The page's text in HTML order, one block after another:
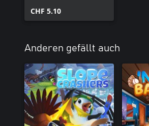
CHF 5.10
Anderen gefällt auch